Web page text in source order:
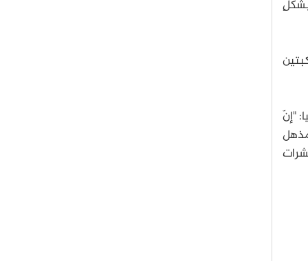
"إنّ
إلى الهبوط المذهل